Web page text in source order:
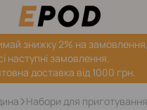
знижку 2% на
наступні замовлення.
доставка від 1000 грн.
Набори для